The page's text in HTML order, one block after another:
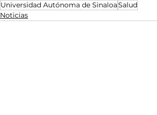
Universidad Autónoma de SinaloaSalud
Noticias